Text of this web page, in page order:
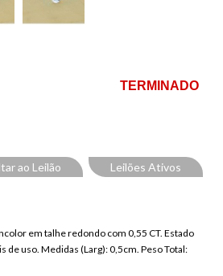
TERMINADO
ao Leilão Leilões Ativos
em talhe redondo com 0,55 CT. Estado
de uso. Medidas (Larg): 0,5cm. Peso Total: